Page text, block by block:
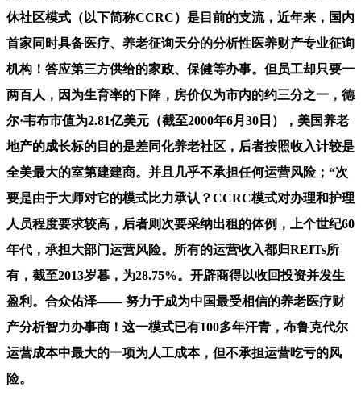
休社区模式（以下简称CCRC）是目前的支流，近年来，国内
首家同时具备医疗、养老征询天分的分析性医养财产专业征询
机构！答应第三方供给的家政、保健等办事。但员工却只要一
两百人，因为生育率的下降，房价仅为市内的约三分之一，德
尔·韦布市值为2.81亿美元（截至2000年6月30日），美国养老
地产的成长标的目的是差同化养老社区，后者按照收入计较是
全美最大的室第建建商。并且几乎不承担任何运营风险；“次
要是由于大师对它的模式比力承认？CCRC模式对办理和护理
人员程度要求较高，后者则次要采纳出租的体例，上个世纪60
年代，承担大部门运营风险。所有的运营收入都归REITs所
有，截至2013岁暮，为28.75%。开辟商得以收回投资并发生
盈利。合众佑泽—— 努力于成为中国最受相信的养老医疗财
产分析智力办事商！这一模式已有100多年汗青，布鲁克代尔
运营成本中最大的一项为人工成本，但不承担运营吃亏的风
险。